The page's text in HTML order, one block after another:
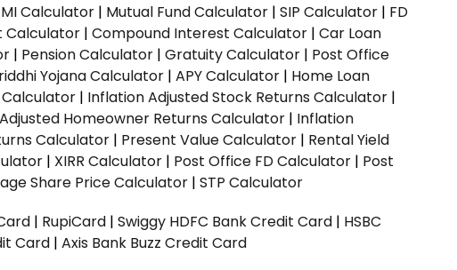
Calculator | Mutual Fund Calculator | SIP Calculator | FD
Calculator | Compound Interest Calculator | Car Loan
| Pension Calculator | Gratuity Calculator | Post Office
Yojana Calculator | APY Calculator | Home Loan
Calculator | Inflation Adjusted Stock Returns Calculator |
Homeowner Returns Calculator | Inflation
Calculator | Present Value Calculator | Rental Yield
| XIRR Calculator | Post Office FD Calculator | Post
Share Price Calculator | STP Calculator
| RupiCard | Swiggy HDFC Bank Credit Card | HSBC
Card | Axis Bank Buzz Credit Card